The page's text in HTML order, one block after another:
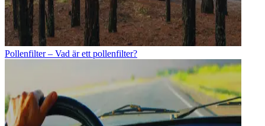
Pollenfilter – Vad är ett pollenfilter?